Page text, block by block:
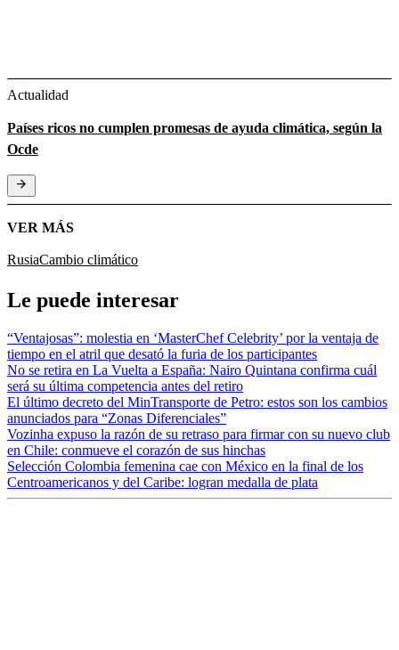
Actualidad
Países ricos no cumplen promesas de ayuda climática, según la
Ocde
VER MÁS
RusiaCambio climático
Le puede interesar
“Ventajosas”: molestia en ‘MasterChef Celebrity’ por la ventaja de
tiempo en el atril que desató la furia de los participantes
No se retira en La Vuelta a España: Nairo Quintana confirma cuál
será su última competencia antes del retiro
El último decreto del MinTransporte de Petro: estos son los cambios
anunciados para “Zonas Diferenciales”
Vozinha expuso la razón de su retraso para firmar con su nuevo club
en Chile: conmueve el corazón de sus hinchas
Selección Colombia femenina cae con México en la final de los
Centroamericanos y del Caribe: logran medalla de plata